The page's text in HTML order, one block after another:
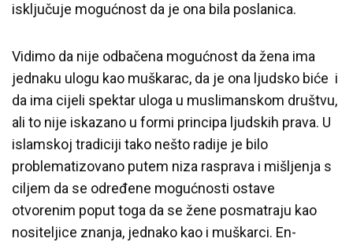
isključuje mogućnost da je ona bila poslanica.
Vidimo da nije odbačena mogućnost da žena ima
jednaku ulogu kao muškarac, da je ona ljudsko biće i
da ima cijeli spektar uloga u muslimanskom društvu,
ali to nije iskazano u formi principa ljudskih prava. U
islamskoj tradiciji tako nešto radije je bilo
problematizovano putem niza rasprava i mišljenja s
ciljem da se određene mogućnosti ostave
otvorenim poput toga da se žene posmatraju kao
nositeljice znanja, jednako kao i muškarci. En-